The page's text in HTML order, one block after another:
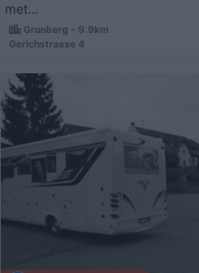
met...
Grunberg - 9.9km
Gerichstrasse 4